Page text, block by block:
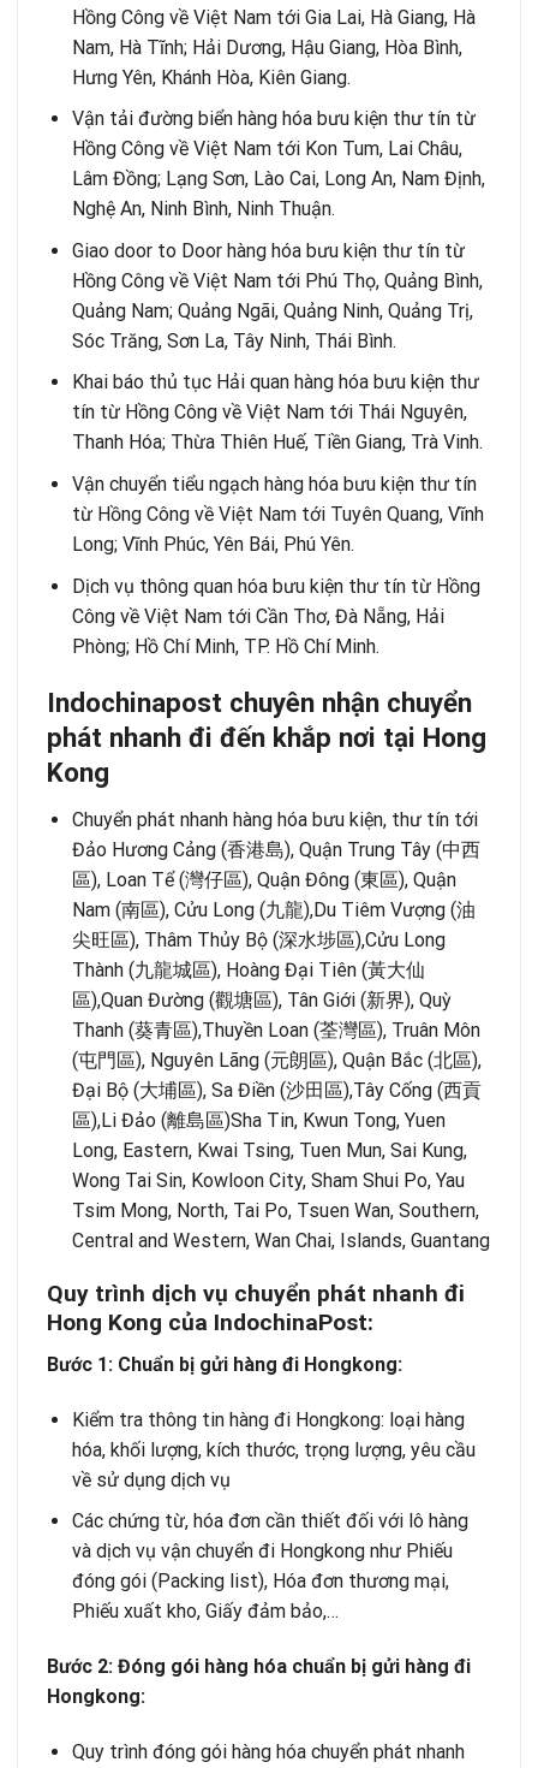
Hồng Công về Việt Nam tới Gia Lai, Hà Giang, Hà
Nam, Hà Tĩnh; Hải Dương, Hậu Giang, Hòa Bình,
Hưng Yên, Khánh Hòa, Kiên Giang.
Vận tải đường biển hàng hóa bưu kiện thư tín từ
Hồng Công về Việt Nam tới Kon Tum, Lai Châu,
Lâm Đồng; Lạng Sơn, Lào Cai, Long An, Nam Định,
Nghệ An, Ninh Bình, Ninh Thuận.
Giao door to Door hàng hóa bưu kiện thư tín từ
Hồng Công về Việt Nam tới Phú Thọ, Quảng Bình,
Quảng Nam; Quảng Ngãi, Quảng Ninh, Quảng Trị,
Sóc Trăng, Sơn La, Tây Ninh, Thái Bình.
Khai báo thủ tục Hải quan hàng hóa bưu kiện thư
tín từ Hồng Công về Việt Nam tới Thái Nguyên,
Thanh Hóa; Thừa Thiên Huế, Tiền Giang, Trà Vinh.
Vận chuyển tiểu ngạch hàng hóa bưu kiện thư tín
từ Hồng Công về Việt Nam tới Tuyên Quang, Vĩnh
Long; Vĩnh Phúc, Yên Bái, Phú Yên.
Dịch vụ thông quan hóa bưu kiện thư tín từ Hồng
Công về Việt Nam tới Cần Thơ, Đà Nẵng, Hải
Phòng; Hồ Chí Minh, TP. Hồ Chí Minh.
Indochinapost chuyên nhận chuyển
phát nhanh đi đến khắp nơi tại Hong
Kong
Chuyển phát nhanh hàng hóa bưu kiện, thư tín tới
Đảo Hương Cảng (香港島), Quận Trung Tây (中西
區), Loan Tể (灣仔區), Quận Đông (東區), Quận
Nam (南區), Cửu Long (九龍),Du Tiêm Vượng (油
尖旺區), Thâm Thủy Bộ (深水埗區),Cửu Long
Thành (九龍城區), Hoàng Đại Tiên (黃大仙
區),Quan Đường (觀塘區), Tân Giới (新界), Quỳ
Thanh (葵青區),Thuyền Loan (荃灣區), Truân Môn
(屯門區), Nguyên Lãng (元朗區), Quận Bắc (北區),
Đại Bộ (大埔區), Sa Điền (沙田區),Tây Cống (西貢
區),Li Đảo (離島區)Sha Tin, Kwun Tong, Yuen
Long, Eastern, Kwai Tsing, Tuen Mun, Sai Kung,
Wong Tai Sin, Kowloon City, Sham Shui Po, Yau
Tsim Mong, North, Tai Po, Tsuen Wan, Southern,
Central and Western, Wan Chai, Islands, Guantang
Quy trình dịch vụ chuyển phát nhanh đi
Hong Kong của IndochinaPost:
Bước 1: Chuẩn bị gửi hàng đi Hongkong:
Kiểm tra thông tin hàng đi Hongkong: loại hàng
hóa, khối lượng, kích thước, trọng lượng, yêu cầu
về sử dụng dịch vụ
Các chứng từ, hóa đơn cần thiết đối với lô hàng
và dịch vụ vận chuyển đi Hongkong như Phiếu
đóng gói (Packing list), Hóa đơn thương mại,
Phiếu xuất kho, Giấy đảm bảo,…
Bước 2: Đóng gói hàng hóa chuẩn bị gửi hàng đi
Hongkong:
Quy trình đóng gói hàng hóa chuyển phát nhanh